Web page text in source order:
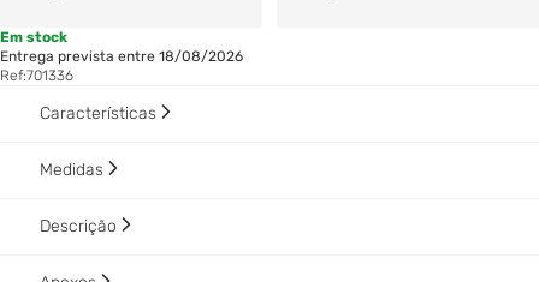
Em stock
Entrega prevista entre 18/08/2026
Ref:701336
Características
Medidas
Descrição